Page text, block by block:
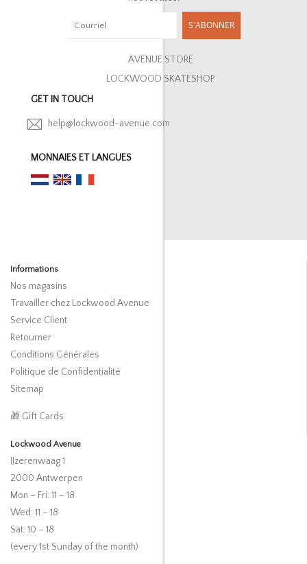
S'ABONNER
AVENUE STORE
LOCKWOOD SKATESHOP
GET IN TOUCH
help@lockwood-avenue.com
MONNAIES ET LANGUES
Informations
Nos magasins
Travailler chez Lockwood Avenue
Service Client
Retourner
Conditions Générales
Politique de Confidentialité
Sitemap
🎁 Gift Cards
Lockwood Avenue
IJzerenwaag 1
2000 Antwerpen
Mon – Fri: 11 – 18
Wed: 11 – 18
Sat: 10 – 18
(every 1st Sunday of the month)